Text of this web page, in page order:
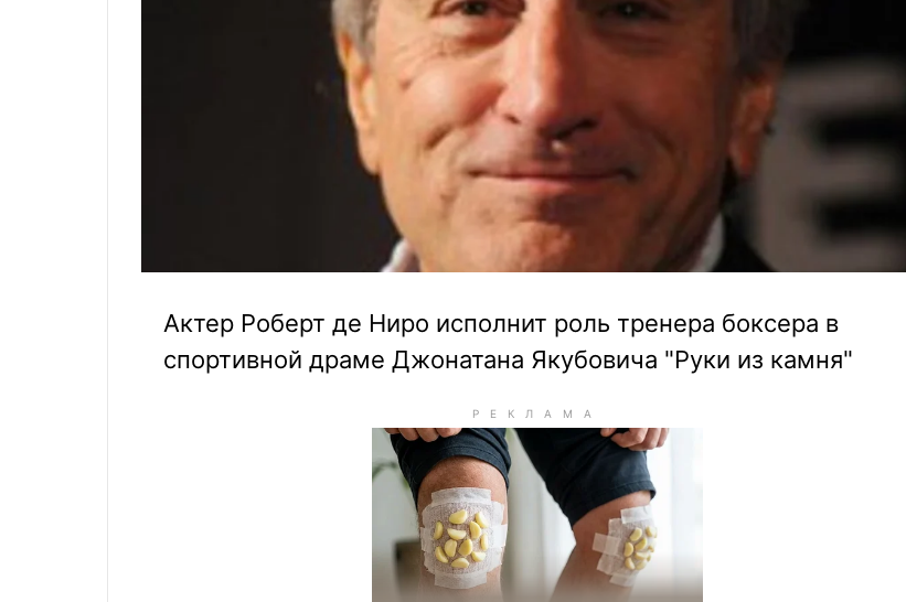
Актер Роберт де Ниро исполнит роль тренера боксера в
спортивной драме Джонатана Якубовича "Руки из камня"